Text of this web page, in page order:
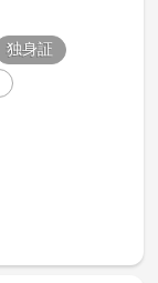
独身証